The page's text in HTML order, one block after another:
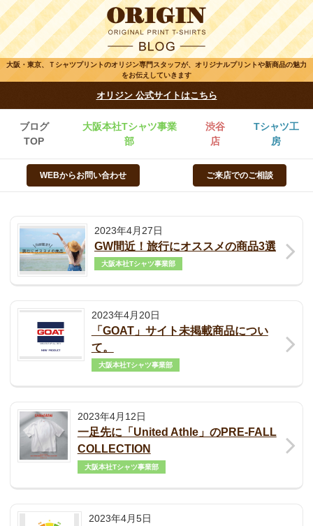
大阪・東京、Ｔシャツプリントのオリジン専門スタッフが、オリジナルプリントや新商品の魅力
をお伝えしていきます
オリジン 公式サイトはこちら
ブログ
TOP
大阪本社Tシャツ事業
部
渋谷
店
Tシャツ工
房
WEBからお問い合わせ ご来店でのご相談
2023年4月27日
GW間近！旅行にオススメの商品3選
大阪本社Tシャツ事業部
2023年4月20日
「GOAT」サイト未掲載商品につい
て。
大阪本社Tシャツ事業部
2023年4月12日
一足先に「United Athle」のPRE-FALL
COLLECTION
大阪本社Tシャツ事業部
2023年4月5日